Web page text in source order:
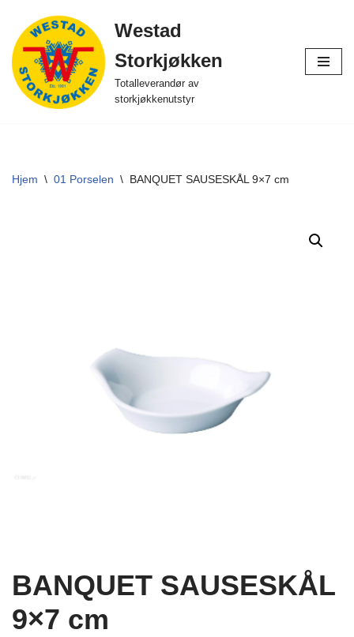
Hopp
til
innholdet
Westad
Storkjøkken
Totalleverandør av
storkjøkkenutstyr
Hjem \ 01 Porselen \ BANQUET SAUSESKÅL 9×7 cm
BANQUET SAUSESKÅL
9×7 cm